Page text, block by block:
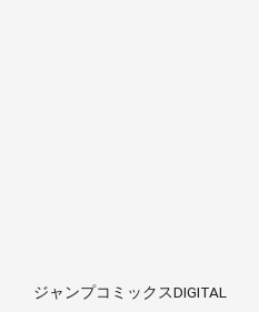
ジャンプコミックスDIGITAL